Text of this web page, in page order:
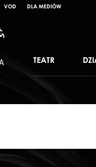
VOD DLA MEDIÓW
TEATR